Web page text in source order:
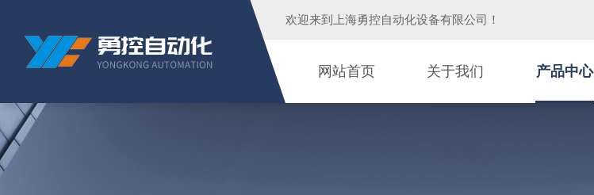
欢迎来到 上海勇控自动化设备有限公司 ！
网站首页 关于我们 产品中心